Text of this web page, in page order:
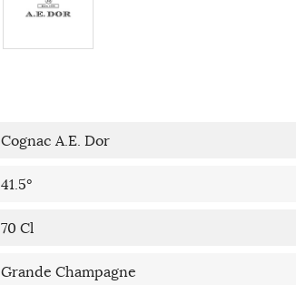
Cognac A.E. Dor
41.5°
70 Cl
Grande Champagne